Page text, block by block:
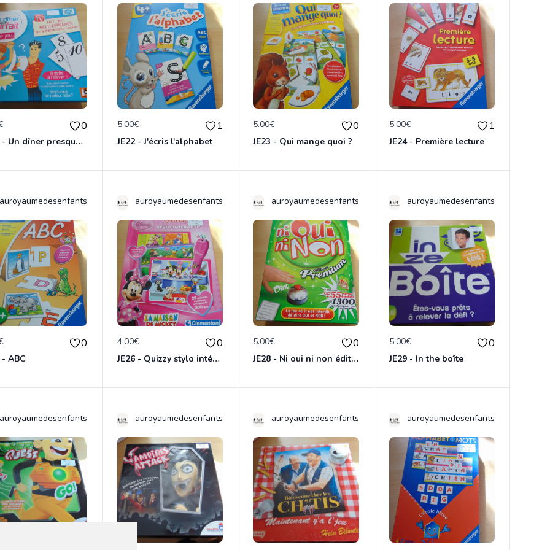
0
JE20 - Un dîner presque parfait
5.00€ 1
JE22 - J'écris l'alphabet
5.00€ 0
JE23 - Qui mange quoi ?
5.00€ 1
JE24 - Première lecture
auroyaumedesenfants
0
- ABC
auroyaumedesenfants
4.00€ 0
JE26 - Quizzy stylo intéractif La maison de Mickey
auroyaumedesenfants
5.00€ 0
JE28 - Ni oui ni non édition Premium
auroyaumedesenfants
5.00€ 0
JE29 - In the boîte
auroyaumedesenfants auroyaumedesenfants auroyaumedesenfants auroyaumedesenfants